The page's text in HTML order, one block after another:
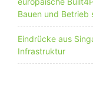
Bauen und
Eindrücke aus
Infrastruktur